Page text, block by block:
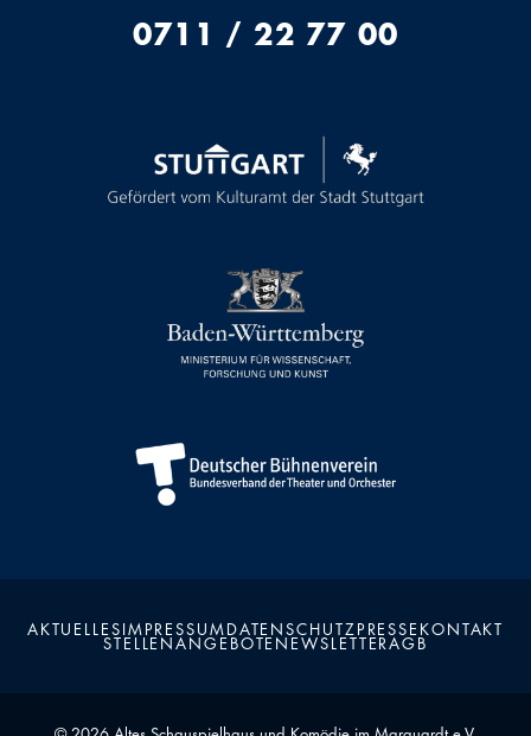
0711 / 22 77 00
AKTUELLESIMPRESSUMDATENSCHUTZPRESSE KONTAKT
STELLENANGEBOTE NEWSLETTERAGB